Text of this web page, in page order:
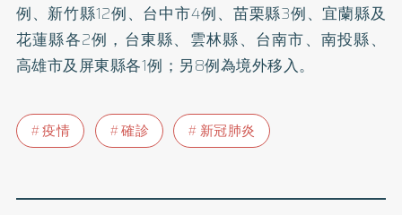
例、新竹縣12例、台中市4例、苗栗縣3例、宜蘭縣及
花蓮縣各2例，台東縣、雲林縣、台南市、南投縣、
高雄市及屏東縣各1例；另8例為境外移入。
疫情 確診 新冠肺炎